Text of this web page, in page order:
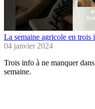
La semaine agricole en trois
04 janvier 2024
Trois info à ne manquer
semaine.